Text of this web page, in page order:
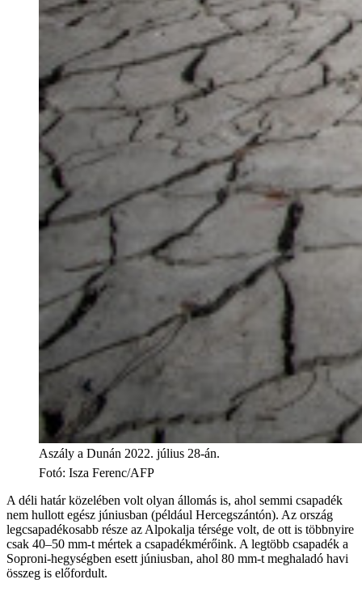
Aszály a Dunán 2022. július 28-án.
Fotó: Isza Ferenc/AFP
A déli határ közelében volt olyan állomás is, ahol semmi csapadék
nem hullott egész júniusban (például Hercegszántón). Az ország
legcsapadékosabb része az Alpokalja térsége volt, de ott is többnyire
csak 40–50 mm-t mértek a csapadékmérőink. A legtöbb csapadék a
Soproni-hegységben esett júniusban, ahol 80 mm-t meghaladó havi
összeg is előfordult.